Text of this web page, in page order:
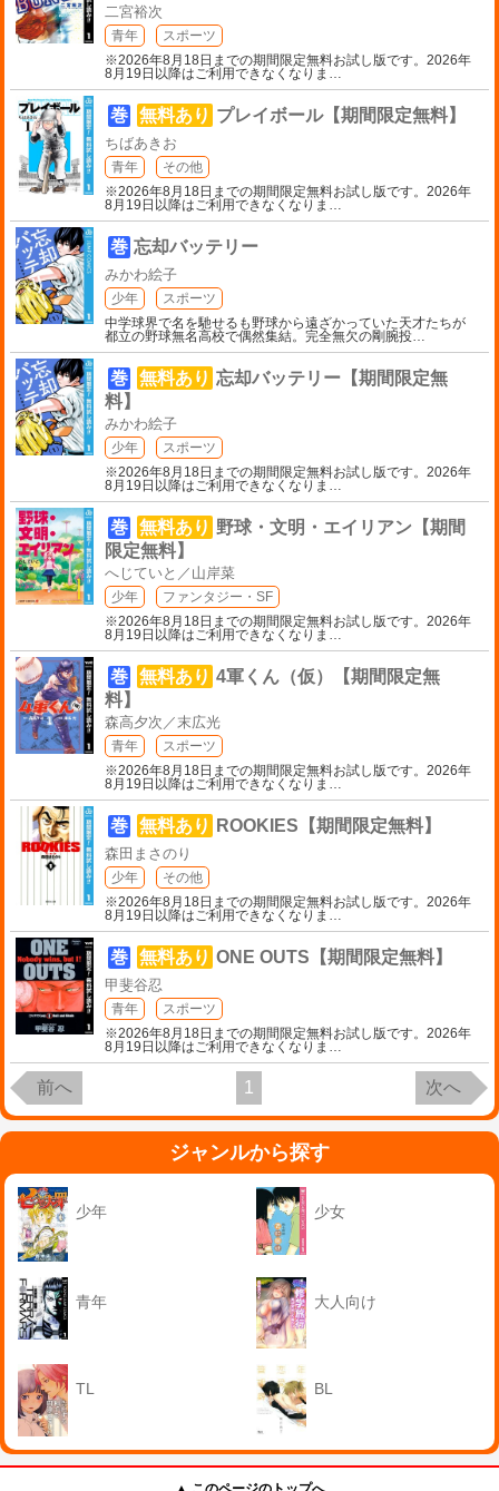
二宮裕次
青年
スポーツ
※2026年8月18日までの期間限定無料お試し版です。2026年
8月19日以降はご利用できなくなりま
巻 無料あり プレイボール【期間限定無料】
ちばあきお
青年
その他
※2026年8月18日までの期間限定無料お試し版です。2026年
8月19日以降はご利用できなくなりま
巻 忘却バッテリー
みかわ絵子
少年
スポーツ
中学球界で名を馳せるも野球から遠ざかっていた天才たちが
都立の野球無名高校で偶然集結。完全無欠の剛腕投
巻 無料あり 忘却バッテリー【期間限定無
料】
みかわ絵子
少年
スポーツ
※2026年8月18日までの期間限定無料お試し版です。2026年
8月19日以降はご利用できなくなりま
巻 無料あり 野球・文明・エイリアン【期間
限定無料】
へじていと／山岸菜
少年
ファンタジー・SF
※2026年8月18日までの期間限定無料お試し版です。2026年
8月19日以降はご利用できなくなりま
巻 無料あり 4軍くん（仮）【期間限定無
料】
森高夕次／末広光
青年
スポーツ
※2026年8月18日までの期間限定無料お試し版です。2026年
8月19日以降はご利用できなくなりま
巻 無料あり ROOKIES【期間限定無料】
森田まさのり
少年
その他
※2026年8月18日までの期間限定無料お試し版です。2026年
8月19日以降はご利用できなくなりま
巻 無料あり ONE OUTS【期間限定無料】
甲斐谷忍
青年
スポーツ
※2026年8月18日までの期間限定無料お試し版です。2026年
8月19日以降はご利用できなくなりま
前へ 1 次へ
ジャンルから探す
少年 少女
青年 大人向け
TL BL